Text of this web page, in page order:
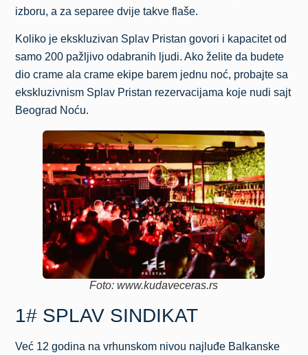
izboru, a za separee dvije takve flaše.
Koliko je ekskluzivan Splav Pristan govori i kapacitet od
samo 200 pažljivo odabranih ljudi. Ako želite da budete
dio crame ala crame ekipe barem jednu noć, probajte sa
ekskluzivnism Splav Pristan rezervacijama koje nudi sajt
Beograd Noću.
Foto: www.kudaveceras.rs
1# SPLAV SINDIKAT
Već 12 godina na vrhunskom nivou najluđe Balkanske